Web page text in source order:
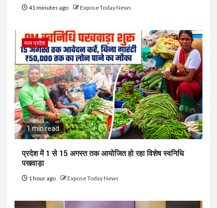
41 minutes ago Expose Today News
मध्य प्रदेश
1 min read
प्रदेश में 1 से 15 अगस्त तक आयोजित हो रहा विशेष स्वनिधि
पखवाड़ा
1 hour ago Expose Today News